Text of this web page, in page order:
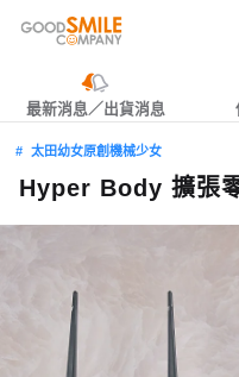
最新消息／出貨消息
太田幼女原創機械少女
Hyper Body 擴張